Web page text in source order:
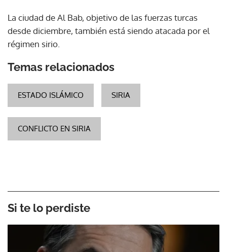
La ciudad de Al Bab, objetivo de las fuerzas turcas
desde diciembre, también está siendo atacada por el
régimen sirio.
Temas relacionados
ESTADO ISLÁMICO SIRIA
CONFLICTO EN SIRIA
Si te lo perdiste